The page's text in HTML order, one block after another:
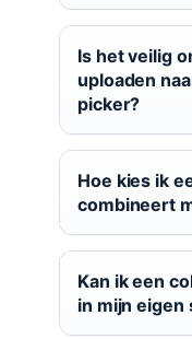
Is het veilig
uploaden
picker?
Hoe kies ik
combineert
Kan ik een
in mijn eigen